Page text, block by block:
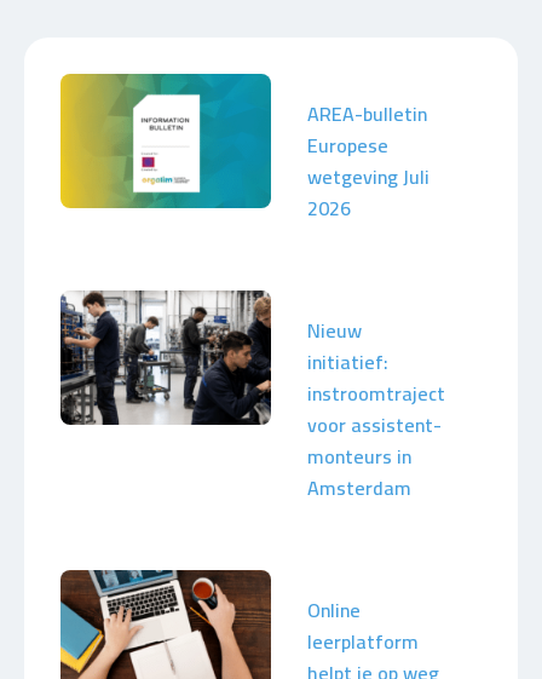
AREA-bulletin
Europese
wetgeving Juli
2026
Nieuw
initiatief:
instroomtraject
voor assistent-
monteurs in
Amsterdam
Online
leerplatform